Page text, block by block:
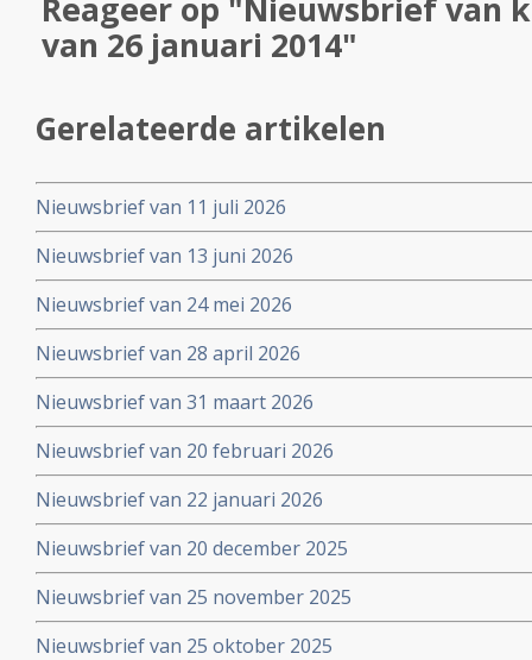
Reageer op "Nieuwsbrief van
van 26 januari 2014"
Gerelateerde artikelen
Nieuwsbrief van 11 juli 2026
Nieuwsbrief van 13 juni 2026
Nieuwsbrief van 24 mei 2026
Nieuwsbrief van 28 april 2026
Nieuwsbrief van 31 maart 2026
Nieuwsbrief van 20 februari 2026
Nieuwsbrief van 22 januari 2026
Nieuwsbrief van 20 december 2025
Nieuwsbrief van 25 november 2025
Nieuwsbrief van 25 oktober 2025